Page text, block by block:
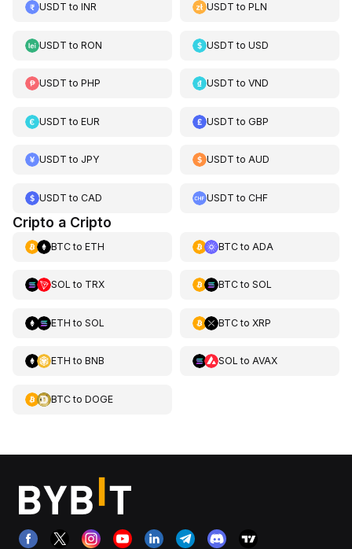
USDT to INR USDT toPLN
USDT to RON USDT toUSD
USDT to PHP USDT toVND
USDT to EUR USDT toGBP
USDT to JPY USDT toAUD
USDT to CAD USDT toCHF
Cripto a Cripto
BTCto ETH BTCto ADA
SOL to TRX BTCto SOL
ETH to SOL BTCto XRP
ETH to BNB SOL to AVAX
BTCto DOGE